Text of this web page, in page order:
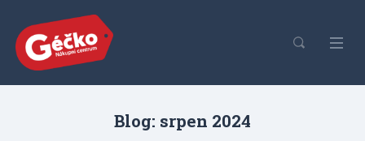
Blog: srpen 2024